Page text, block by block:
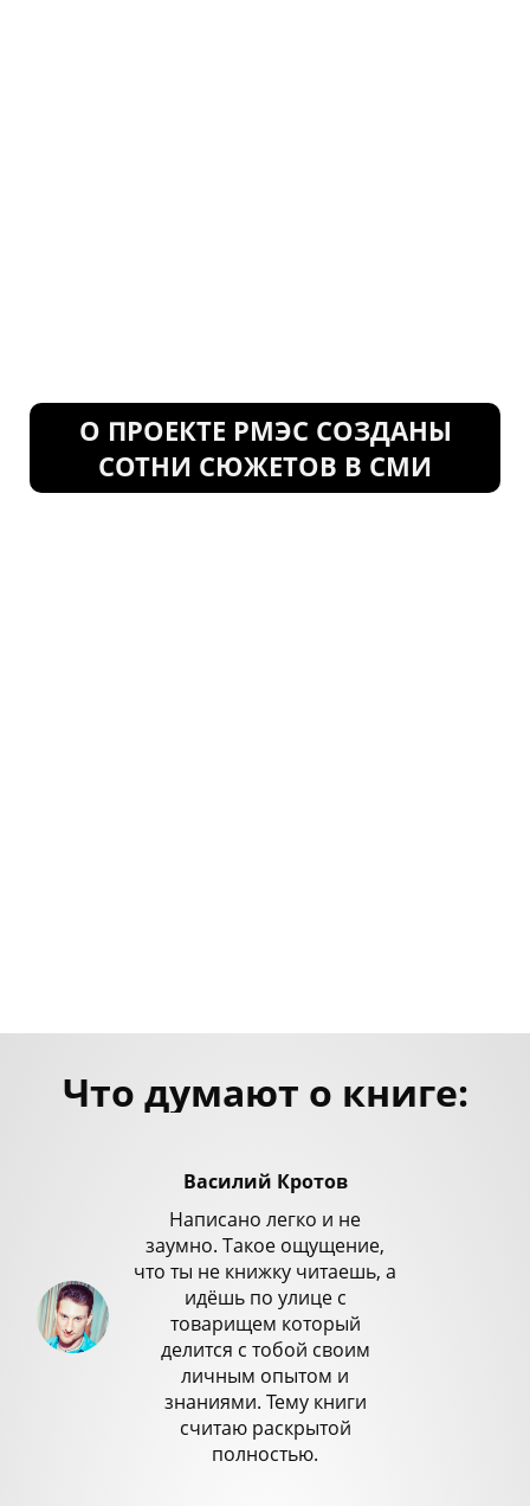
О ПРОЕКТЕ РМЭС СОЗДАНЫ
СОТНИ СЮЖЕТОВ В СМИ
Что думают о книге:
Василий Кротов
Написано легко и не
заумно. Такое ощущение,
что ты не книжку читаешь, а
идёшь по улице с
товарищем который
делится с тобой своим
личным опытом и
знаниями. Тему книги
считаю раскрытой
полностью.